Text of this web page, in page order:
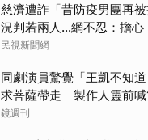
慈濟遭詐「昔防疫男團再
況判若兩人…網不忍：擔心
民視新聞網
同劇演員驚覺「王凱不知
求菩薩帶走 製作人靈前喊
鏡週刊